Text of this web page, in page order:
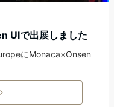
UIで出展しました
にMonaca×Onsen